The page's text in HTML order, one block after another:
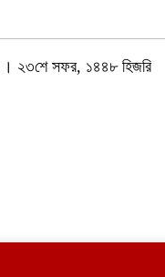
২৩শে সফর, ১৪৪৮ হিজরি